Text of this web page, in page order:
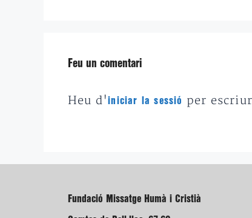
Feu un comentari
Heu d'iniciar la sessió per
Fundació Missatge Humà i Cristià